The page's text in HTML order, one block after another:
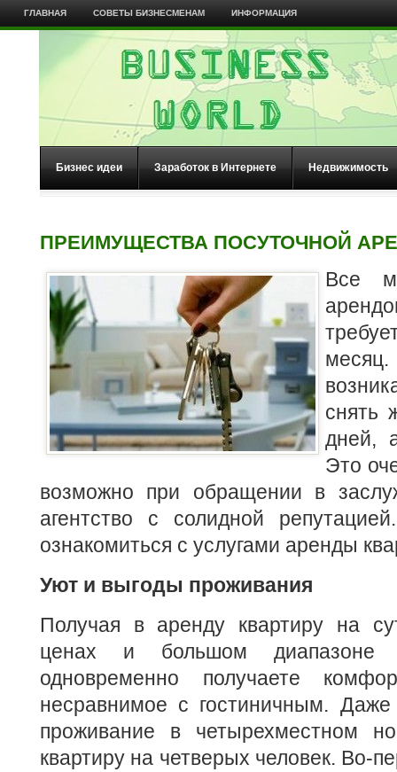
ГЛАВНАЯ СОВЕТЫ БИЗНЕСМЕНАМ ИНФОРМАЦИЯ
Бизнес идеи Заработок в Интернете Недвижимость
ПРЕИМУЩЕСТВА ПОСУТОЧНОЙ
Все
месяц.
снять
дней,
Это
возможно при обращении в
агентство с солидной
ознакомиться с услугами аренды
Уют и выгоды проживания
Получая в аренду квартиру на
ценах и большом диапазоне
одновременно получаете
несравнимое с гостиничным. Даже
проживание в четырехместном
квартиру на четверых человек. Во-